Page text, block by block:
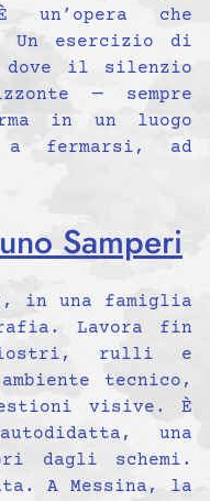
un’opera che
Un esercizio di
il silenzio
— sempre
in un luogo
fermarsi, ad
Samperi
in una famiglia
Lavora fin
rulli e
tecnico,
visive. È
una
dagli schemi.
A Messina, la